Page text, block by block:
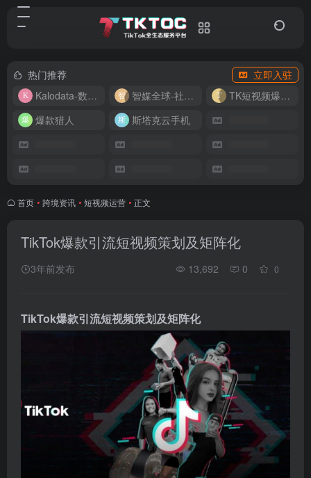
热门推荐
立即入驻
Kalodata-数据分析平台
智媒全球-社媒管理平台
TK短视频爆款复刻
爆款猎人
斯塔克云手机
首页 • 跨境资讯 • 短视频运营 • 正文
TikTok爆款引流短视频策划及矩阵化
3年前发布 13,692 0 0
TikTok爆款引流短视频策划及矩阵化